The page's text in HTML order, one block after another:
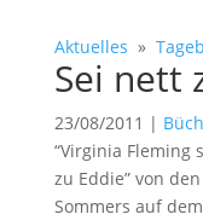
Aktuelles »
Sei nett
23/08/2011 |
“Virginia Fleming
zu Eddie” von
Sommers auf